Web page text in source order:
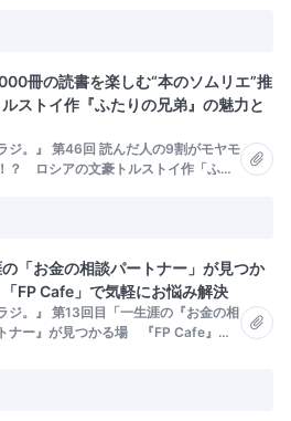
冊の読書を楽しむ“本のソムリエ”推
ストイ作『ふたりの兄弟』の魅力と
ジ。』 第46回 読んだ人の9割がモヤモ
？ ロシアの文豪トルストイ作「ふた
「お金の相談パートナー」が見つか
FP Cafe」で気軽にお悩み解決
ジ。』 第13回目「一生涯の『お金の相
ナー』が見つかる場 『FP Cafe』っ